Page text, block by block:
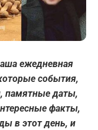
ежедневная
события,
памятные даты,
факты,
в этот день, и